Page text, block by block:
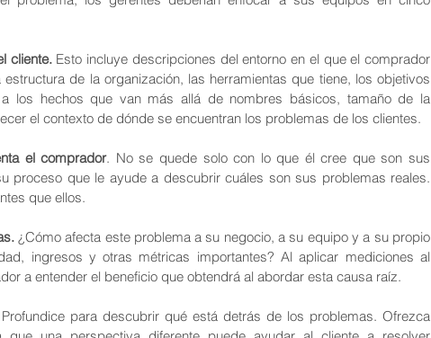
cliente. Esto incluye descripciones del entorno en el que el comprador
de la organización, las herramientas que tiene, los objetivos
los hechos que van más allá de nombres básicos, tamaño de la
el contexto de dónde se encuentran los problemas de los clientes.
el comprador. No se quede solo con lo que él cree que son sus
proceso que le ayude a descubrir cuáles son sus problemas reales.
que ellos.
¿Cómo afecta este problema a su negocio, a su equipo y a su propio
ingresos y otras métricas importantes? Al aplicar mediciones al
a entender el beneficio que obtendrá al abordar esta causa raíz.
Profundice para descubrir qué está detrás de los problemas. Ofrezca